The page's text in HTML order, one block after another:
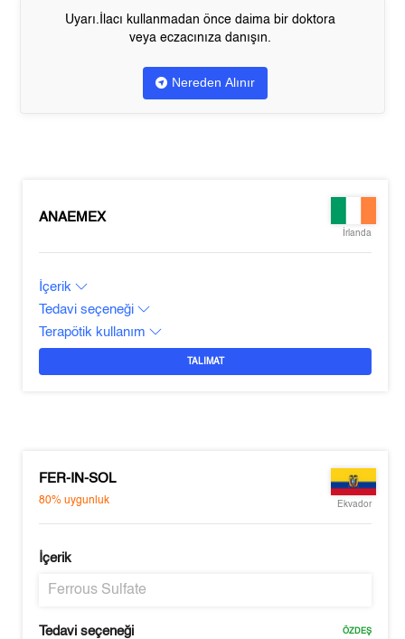
Uyarı.İlacı kullanmadan önce daima bir doktora
veya eczacınıza danışın.
Nereden Alınır
ANAEMEX
İrlanda
İçerik
Tedavi seçeneği
Terapötik kullanım
TALIMAT
FER-IN-SOL
80%uygunluk Ekvador
İçerik
Ferrous Sulfate
Tedavi seçeneği ÖZDEŞ